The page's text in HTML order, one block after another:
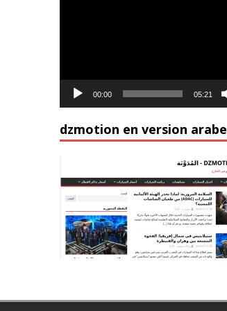
00:00 05:21
dzmotion en version arabe